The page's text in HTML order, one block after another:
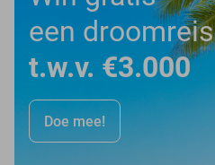
een droomreis
t.w.v. €3.000
Doe mee!